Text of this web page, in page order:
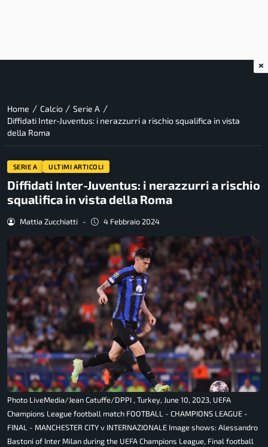
Home / Calcio / Serie A /
Diffidati Inter-Juventus: i nerazzurri a rischio squalifica in vista
della Roma
SERIE A ULTIMI ARTICOLI
Diffidati Inter-Juventus: i nerazzurri a rischio
squalifica in vista della Roma
Mattia Zucchiatti - 4 Febbraio 2024
Photo LiveMedia/Jean Catuffe/DPPI , Turkey, June 10, 2023, UEFA
Champions League football match FOOTBALL - CHAMPIONS LEAGUE -
FINAL - MANCHESTER CITY v INTERNAZIONALE Image shows: Alessandro
Bastoni of Inter Milan during the UEFA Champions League, Final football
×